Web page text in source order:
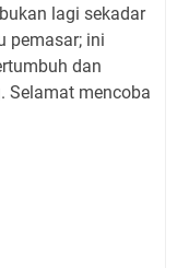
bukan lagi sekadar
pemasar; ini
dan
Selamat mencoba